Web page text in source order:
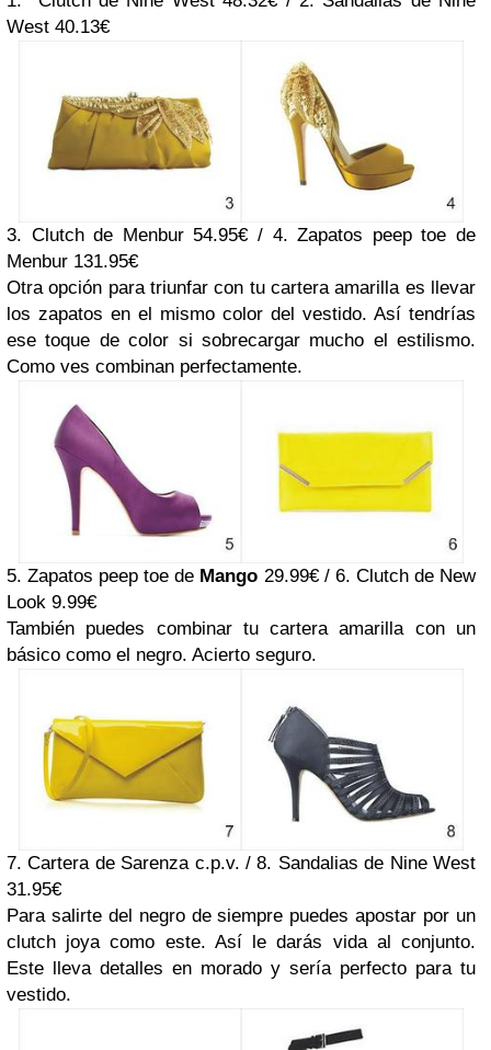
West 40.13€
3. Clutch de Menbur 54.95€ / 4. Zapatos peep toe de
Menbur 131.95€
Otra opción para triunfar con tu cartera amarilla es llevar
los zapatos en el mismo color del vestido. Así tendrías
ese toque de color si sobrecargar mucho el estilismo.
Como ves combinan perfectamente.
5. Zapatos peep toe de Mango 29.99€ / 6. Clutch de New
Look 9.99€
También puedes combinar tu cartera amarilla con un
básico como el negro. Acierto seguro.
7. Cartera de Sarenza c.p.v. / 8. Sandalias de Nine West
31.95€
Para salirte del negro de siempre puedes apostar por un
clutch joya como este. Así le darás vida al conjunto.
Este lleva detalles en morado y sería perfecto para tu
vestido.